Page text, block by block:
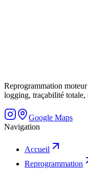
Reprogrammation
logging, traçabilité
Google Maps
Navigation
Accueil
Reprogrammation